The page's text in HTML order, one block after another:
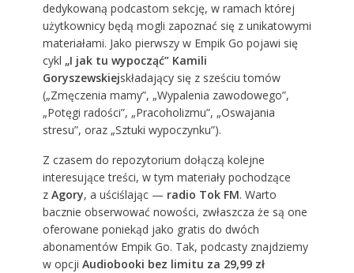
dedykowaną podcastom sekcję, w ramach której
użytkownicy będą mogli zapoznać się z unikatowymi
materiałami. Jako pierwszy w Empik Go pojawi się
cykl „I jak tu wypocząć” Kamili
Goryszewskiejskładający się z sześciu tomów
(„Zmęczenia mamy”, „Wypalenia zawodowego”,
„Potęgi radości”, „Pracoholizmu”, „Oswajania
stresu”, oraz „Sztuki wypoczynku”).
Z czasem do repozytorium dołączą kolejne
interesujące treści, w tym materiały pochodzące
z Agory, a uściślając — radio Tok FM. Warto
bacznie obserwować nowości, zwłaszcza że są one
oferowane poniekąd jako gratis do dwóch
abonamentów Empik Go. Tak, podcasty znajdziemy
w opcji Audiobooki bez limitu za 29,99 zł